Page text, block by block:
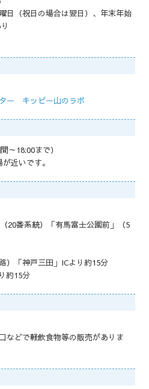
日（祝日の場合は翌日）、年末年始
ー キッピー山のラボ
～18:00まで）
近いです。
20番系統）「有馬富士公園前」（5
）「神戸三田」ICより約15分
約15分
などで軽飲食物等の販売がありま